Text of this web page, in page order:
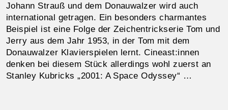
Johann Strauß und dem Donauwalzer wird auch
international getragen. Ein besonders charmantes
Beispiel ist eine Folge der Zeichentrickserie Tom und
Jerry aus dem Jahr 1953, in der Tom mit dem
Donauwalzer Klavierspielen lernt. Cineast:innen
denken bei diesem Stück allerdings wohl zuerst an
Stanley Kubricks „2001: A Space Odyssey“ …